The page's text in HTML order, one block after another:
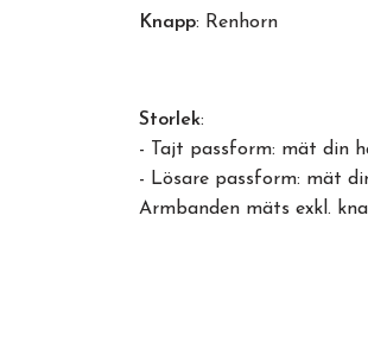
Knapp: Renhorn
Storlek:
- Tajt passform: mät din
- Lösare passform: mät
Armbanden mäts exkl.